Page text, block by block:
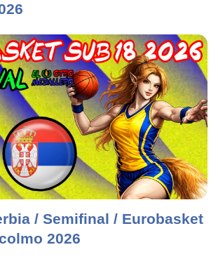
/ Semifinal / Eurobasket
2026